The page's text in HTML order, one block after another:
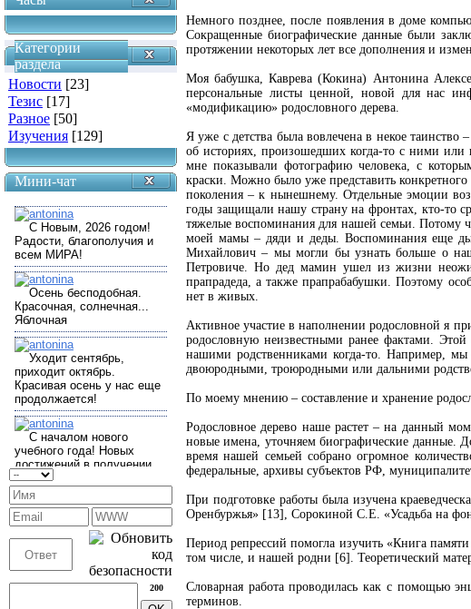
Категории
раздела
Новости [23]
Тезис [17]
Разное [50]
Изучения [129]
Мини-чат
200
Немного позднее, после появления в доме
Сокращенные биографические данные были
протяжении некоторых лет все дополнения и
Моя бабушка, Каврева (Кокина) Антонина
персональные листы ценной, новой для нас
«модификацию» родословного дерева.
Я уже с детства была вовлечена в некое
об историях, произошедших когда-то с ними
мне показывали фотографию человека, с
краски. Можно было уже представить
поколения – к нынешнему. Отдельные эмоции
годы защищали нашу страну на фронтах, кто-то
тяжелые воспоминания для нашей семьи. Потому
моей мамы – дяди и деды. Воспоминания еще
Михайлович – мы могли бы узнать больше о
Петровиче. Но дед мамин ушел из жизни
прапрадеда, а также прапрабабушки. Поэтому
нет в живых.
Активное участие в наполнении родословной я
родословную неизвестными ранее фактами.
нашими родственниками когда-то. Например,
двоюродными, троюродными или дальними
По моему мнению – составление и хранение
Родословное дерево наше растет – на данный
новые имена, уточняем биографические данные.
время нашей семьей собрано огромное
федеральные, архивы субъектов РФ,
При подготовке работы была изучена
Оренбуржья» [13], Сорокиной С.Е. «Усадьба на
Период репрессий помогла изучить «Книга
том числе, и нашей родни [6]. Теоретический
Словарная работа проводилась как с помощью
терминов.